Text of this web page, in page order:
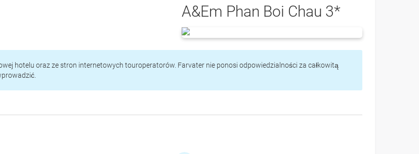
A&Em Phan Boi Chau 3*
hotelu oraz ze stron internetowych touroperatorów. Farvater nie ponosi odpowiedzialności za całkowitą